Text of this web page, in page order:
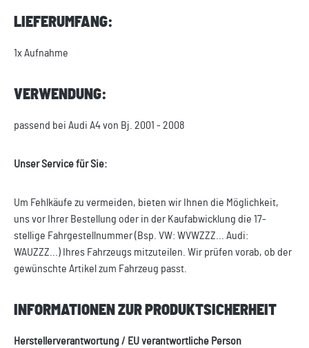
LIEFERUMFANG:
1x Aufnahme
VERWENDUNG:
passend bei Audi A4 von Bj. 2001 - 2008
Unser Service für Sie:
Um Fehlkäufe zu vermeiden, bieten wir Ihnen die Möglichkeit,
uns vor Ihrer Bestellung oder in der Kaufabwicklung die 17-
stellige Fahrgestellnummer (Bsp. VW: WVWZZZ... Audi:
WAUZZZ...) Ihres Fahrzeugs mitzuteilen. Wir prüfen vorab, ob der
gewünschte Artikel zum Fahrzeug passt.
INFORMATIONEN ZUR PRODUKTSICHERHEIT
Herstellerverantwortung / EU verantwortliche Person